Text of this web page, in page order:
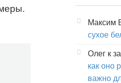
Максим
сухое
Олег к
как оно
важно